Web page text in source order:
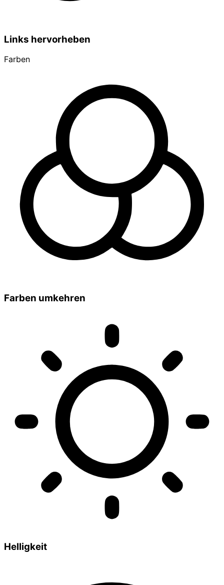
Links hervorheben
Farben
Farben umkehren
Helligkeit